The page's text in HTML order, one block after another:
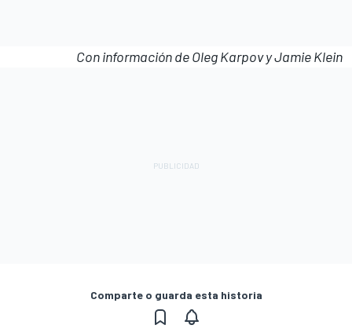
Con información de Oleg Karpov y Jamie Klein
Comparte o guarda esta historia